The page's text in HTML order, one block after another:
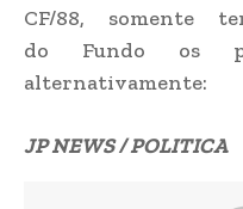
CF/88, somente
do Fundo os
alternativamente:
JP NEWS / POLITICA